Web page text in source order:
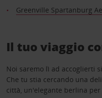
Greenville Spartanburg
Il tuo viaggio
Noi saremo lì ad accoglierti
Che tu stia cercando una
città, un'elegante berlina